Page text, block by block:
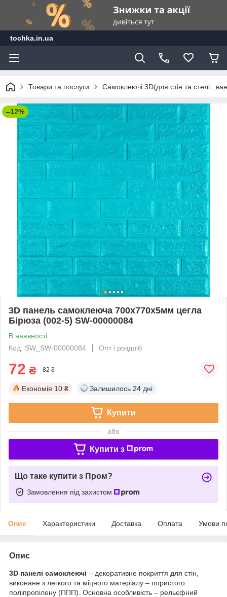
tochka.in.ua
Товари та послуги Самоклеючі 3D(для стін та стелі ,
–12%
3D панель самоклеюча 700х770х5мм цегла
Бірюза (002-5) SW-00000084
В наявності
Код: SW_SW-00000084
Опт і роздріб
72 ₴ 82 ₴
Економія 10 ₴ Залишилось 24 дні
Купити
або
Купити з
Що таке купити з Пром?
Замовлення під захистом
Опис Характеристики Доставка Оплата Умови
Опис
3D панелі самоклеючі – декоративне покриття для стін,
виконане з легкого та міцного матеріалу – пористого
поліпропілену (ППП). Основна особливість – рельєфний